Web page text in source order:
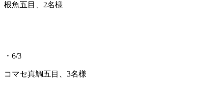
根魚五目、2名様
・6/3
コマセ真鯛五目、3名様